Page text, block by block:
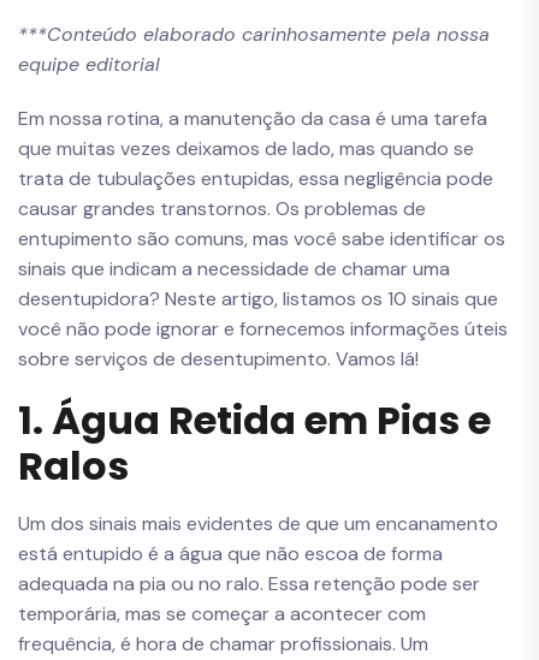
***Conteúdo elaborado carinhosamente pela nossa
equipe editorial
Em nossa rotina, a manutenção da casa é uma tarefa
que muitas vezes deixamos de lado, mas quando se
trata de tubulações entupidas, essa negligência pode
causar grandes transtornos. Os problemas de
entupimento são comuns, mas você sabe identificar os
sinais que indicam a necessidade de chamar uma
desentupidora? Neste artigo, listamos os 10 sinais que
você não pode ignorar e fornecemos informações úteis
sobre serviços de desentupimento. Vamos lá!
1. Água Retida em Pias e
Ralos
Um dos sinais mais evidentes de que um encanamento
está entupido é a água que não escoa de forma
adequada na pia ou no ralo. Essa retenção pode ser
temporária, mas se começar a acontecer com
frequência, é hora de chamar profissionais. Um